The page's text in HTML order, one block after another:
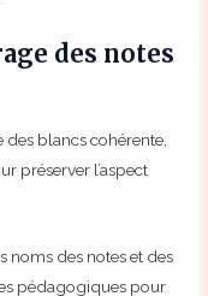
des notes
blancs cohérente,
préserver l’aspect
noms des notes et des
pédagogiques pour